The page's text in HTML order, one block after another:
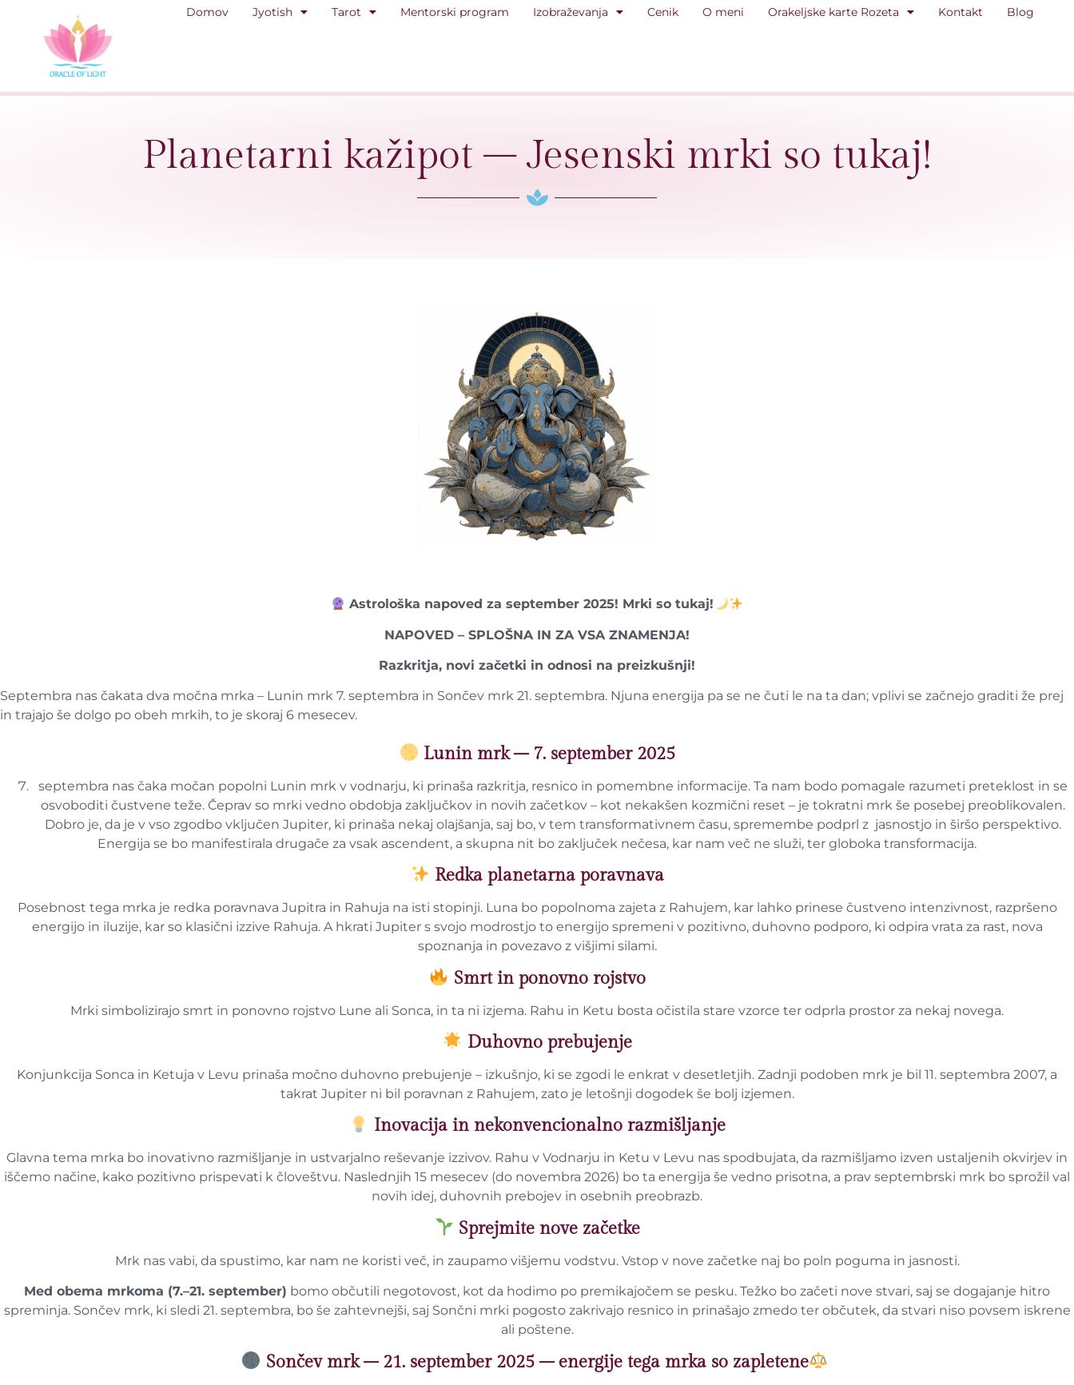
Domov Jyotish Tarot Mentorski program Izobraževanja Cenik O meni Orakeljske karte Rozeta Kontakt Blog
Planetarni kažipot – Jesenski mrki so tukaj!
Astrološka napoved za september 2025! Mrki so tukaj!
NAPOVED – SPLOŠNA IN ZA VSA ZNAMENJA!
Razkritja, novi začetki in odnosi na preizkušnji!
Septembra nas čakata dva močna mrka – Lunin mrk 7. septembra in Sončev mrk 21. septembra. Njuna energija pa se ne čuti le na ta dan; vplivi se začnejo graditi že prej
in trajajo še dolgo po obeh mrkih, to je skoraj 6 mesecev.
Lunin mrk – 7. september 2025
septembra nas čaka močan popolni Lunin mrk v vodnarju, ki prinaša razkritja, resnico in pomembne informacije. Ta nam bodo pomagale razumeti preteklost in se
osvoboditi čustvene teže. Čeprav so mrki vedno obdobja zaključkov in novih začetkov – kot nekakšen kozmični reset – je tokratni mrk še posebej preoblikovalen.
Dobro je, da je v vso zgodbo vključen Jupiter, ki prinaša nekaj olajšanja, saj bo, v tem transformativnem času, spremembe podprl z jasnostjo in širšo perspektivo.
Energija se bo manifestirala drugače za vsak ascendent, a skupna nit bo zaključek nečesa, kar nam več ne služi, ter globoka transformacija.
Redka planetarna poravnava
Posebnost tega mrka je redka poravnava Jupitra in Rahuja na isti stopinji. Luna bo popolnoma zajeta z Rahujem, kar lahko prinese čustveno intenzivnost, razpršeno
energijo in iluzije, kar so klasični izzive Rahuja. A hkrati Jupiter s svojo modrostjo to energijo spremeni v pozitivno, duhovno podporo, ki odpira vrata za rast, nova
spoznanja in povezavo z višjimi silami.
Smrt in ponovno rojstvo
Mrki simbolizirajo smrt in ponovno rojstvo Lune ali Sonca, in ta ni izjema. Rahu in Ketu bosta očistila stare vzorce ter odprla prostor za nekaj novega.
Duhovno prebujenje
Konjunkcija Sonca in Ketuja v Levu prinaša močno duhovno prebujenje – izkušnjo, ki se zgodi le enkrat v desetletjih. Zadnji podoben mrk je bil 11. septembra 2007, a
takrat Jupiter ni bil poravnan z Rahujem, zato je letošnji dogodek še bolj izjemen.
Inovacija in nekonvencionalno razmišljanje
Glavna tema mrka bo inovativno razmišljanje in ustvarjalno reševanje izzivov. Rahu v Vodnarju in Ketu v Levu nas spodbujata, da razmišljamo izven ustaljenih okvirjev in
iščemo načine, kako pozitivno prispevati k človeštvu. Naslednjih 15 mesecev (do novembra 2026) bo ta energija še vedno prisotna, a prav septembrski mrk bo sprožil val
novih idej, duhovnih prebojev in osebnih preobrazb.
Sprejmite nove začetke
Mrk nas vabi, da spustimo, kar nam ne koristi več, in zaupamo višjemu vodstvu. Vstop v nove začetke naj bo poln poguma in jasnosti.
Med obema mrkoma (7.–21. september) bomo občutili negotovost, kot da hodimo po premikajočem se pesku. Težko bo začeti nove stvari, saj se dogajanje hitro
spreminja. Sončev mrk, ki sledi 21. septembra, bo še zahtevnejši, saj Sončni mrki pogosto zakrivajo resnico in prinašajo zmedo ter občutek, da stvari niso povsem iskrene
ali poštene.
Sončev mrk – 21. september 2025 – energije tega mrka so zapletene